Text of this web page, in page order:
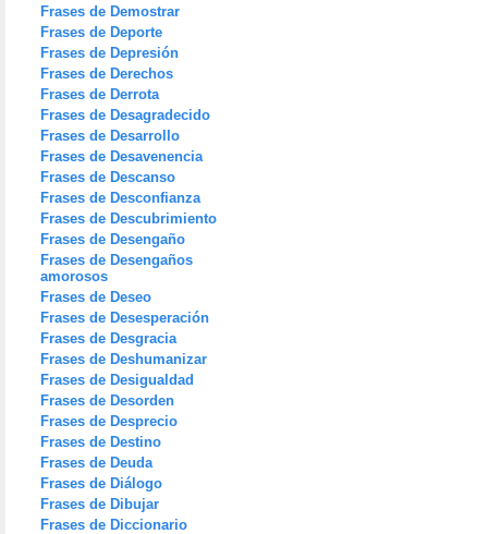
Frases de Demostrar
Frases de Deporte
Frases de Depresión
Frases de Derechos
Frases de Derrota
Frases de Desagradecido
Frases de Desarrollo
Frases de Desavenencia
Frases de Descanso
Frases de Desconfianza
Frases de Descubrimiento
Frases de Desengaño
Frases de Desengaños
amorosos
Frases de Deseo
Frases de Desesperación
Frases de Desgracia
Frases de Deshumanizar
Frases de Desigualdad
Frases de Desorden
Frases de Desprecio
Frases de Destino
Frases de Deuda
Frases de Diálogo
Frases de Dibujar
Frases de Diccionario